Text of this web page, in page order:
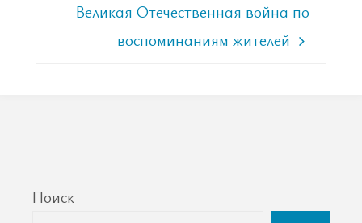
Великая Отечественная война по
воспоминаниям жителей
Поиск